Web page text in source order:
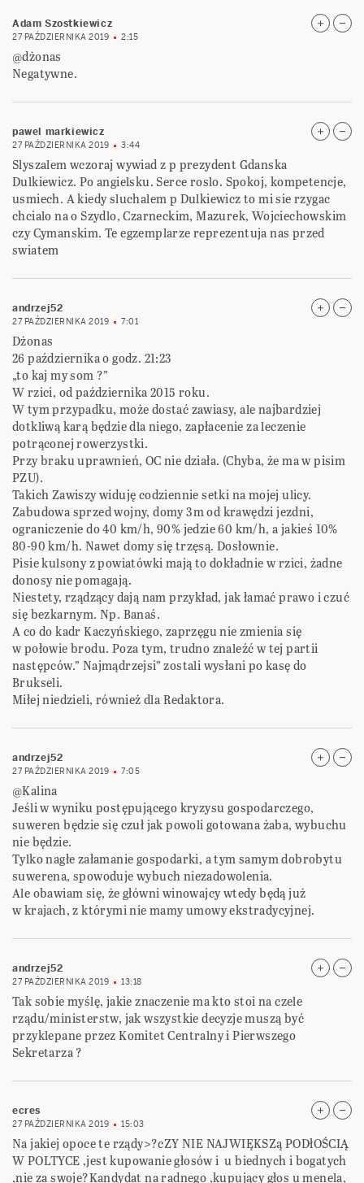
Adam Szostkiewicz
27 PAŹDZIERNIKA 2019 2:15
@dżonas
Negatywne.
pawel markiewicz
27 PAŹDZIERNIKA 2019 3:44
Slyszalem wczoraj wywiad z p prezydent Gdanska
Dulkiewicz. Po angielsku. Serce roslo. Spokoj, kompetencje,
usmiech. A kiedy sluchalem p Dulkiewicz to mi sie rzygac
chcialo na o Szydlo, Czarneckim, Mazurek, Wojciechowskim
czy Cymanskim. Te egzemplarze reprezentuja nas przed
swiatem
andrzej52
27 PAŹDZIERNIKA 2019 7:01
Dżonas
26 października o godz. 21:23
„to kaj my som ?”
W rzici, od października 2015 roku.
W tym przypadku, może dostać zawiasy, ale najbardziej
dotkliwą karą będzie dla niego, zapłacenie za leczenie
potrąconej rowerzystki.
Przy braku uprawnień, OC nie działa. (Chyba, że ma w pisim
PZU).
Takich Zawiszy widuję codziennie setki na mojej ulicy.
Zabudowa sprzed wojny, domy 3m od krawędzi jezdni,
ograniczenie do 40 km/h, 90% jedzie 60 km/h, a jakieś 10%
80-90 km/h. Nawet domy się trzęsą. Dosłownie.
Pisie kulsony z powiatówki mają to dokładnie w rzici, żadne
donosy nie pomagają.
Niestety, rządzący dają nam przykład, jak łamać prawo i czuć
się bezkarnym. Np. Banaś.
A co do kadr Kaczyńskiego, zaprzęgu nie zmienia się
w połowie brodu. Poza tym, trudno znaleźć w tej partii
następców.” Najmądrzejsi” zostali wysłani po kasę do
Brukseli.
Miłej niedzieli, również dla Redaktora.
andrzej52
27 PAŹDZIERNIKA 2019 7:05
@Kalina
Jeśli w wyniku postępującego kryzysu gospodarczego,
suweren będzie się czuł jak powoli gotowana żaba, wybuchu
nie będzie.
Tylko nagłe załamanie gospodarki, a tym samym dobrobytu
suwerena, spowoduje wybuch niezadowolenia.
Ale obawiam się, że główni winowajcy wtedy będą już
w krajach, z którymi nie mamy umowy ekstradycyjnej.
andrzej52
27 PAŹDZIERNIKA 2019 13:18
Tak sobie myślę, jakie znaczenie ma kto stoi na czele
rządu/ministerstw, jak wszystkie decyzje muszą być
przyklepane przez Komitet Centralny i Pierwszego
Sekretarza ?
ecres
27 PAŹDZIERNIKA 2019 15:03
Na jakiej opoce te rządy>?cZY NIE NAJWIĘKSZą PODłOŚCIĄ
W POLTYCE ,jest kupowanie głosów i u biednych i bogatych
,nie za swoje?Kandydat na radnego ,kupujący głos u menela,